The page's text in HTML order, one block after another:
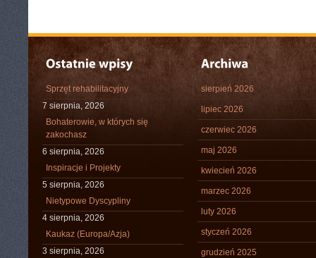
Sprzęt rehabilitacyjny
7 sierpnia, 2026
Bohaterowie, w których się
zakochasz
6 sierpnia, 2026
Inspiracje i Projekty
5 sierpnia, 2026
Nietypowe Dyscypliny
4 sierpnia, 2026
Kaukaz (Europa/Azja)
3 sierpnia, 2026
sierpień 2026
lipiec 2026
czerwiec 2026
maj 2026
kwiecień 2026
marzec 2026
luty 2026
styczeń 2026
grudzień 2025